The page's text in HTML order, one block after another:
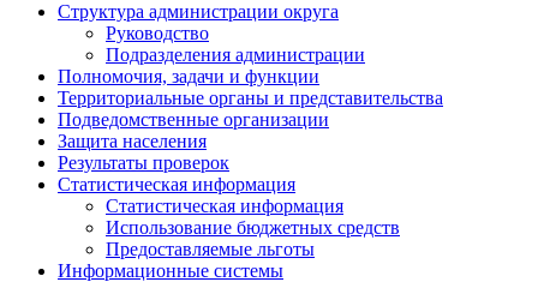
Структура администрации округа
Руководство
Подразделения администрации
Полномочия, задачи и функции
Территориальные органы и представительства
Подведомственные организации
Защита населения
Результаты проверок
Статистическая информация
Статистическая информация
Использование бюджетных средств
Предоставляемые льготы
Информационные системы